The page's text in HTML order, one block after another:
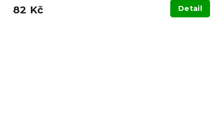
82 Kč Detail